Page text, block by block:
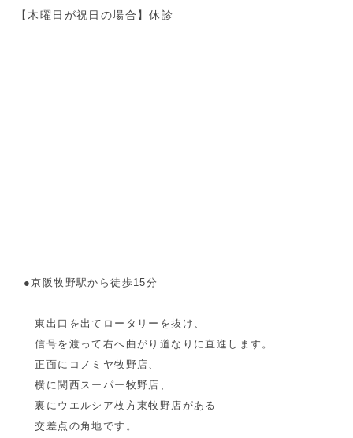
【木曜日が祝日の場合】休診
●京阪牧野駅から徒歩15分
東出口を出てロータリーを抜け、
信号を渡って右へ曲がり道なりに直進します。
正面にコノミヤ牧野店、
横に関西スーパー牧野店、
裏にウエルシア枚方東牧野店がある
交差点の角地です。